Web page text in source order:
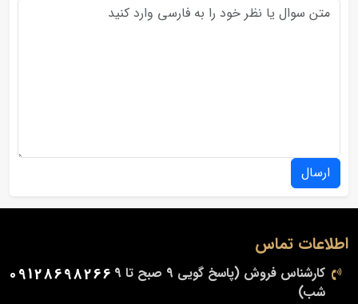
ارسال
اطلاعات تماس
کارشناس فروش (پاسخ گویی 9 صبح تا 9
شب)
09128698266